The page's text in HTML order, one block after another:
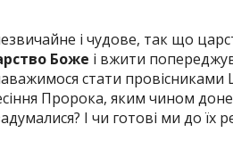
і чудове, так що
Боже і вжити
стати
Пророка, яким чином
І чи готові ми до їх